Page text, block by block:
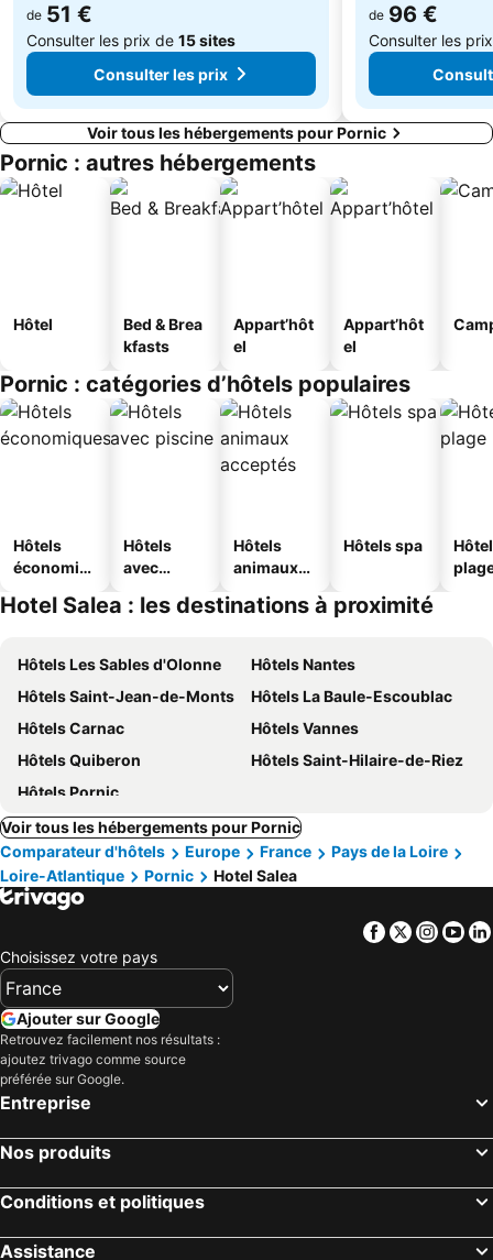
de 51 €
Consulter les prix de 15 sites
Consulter les prix
de 96 €
Consulter les
Voir tous les hébergements pour Pornic
Pornic : autres hébergements
Hôtel
Bed & Brea
kfasts
Appart’hôt
el
Appart’hôt
el
Pornic : catégories d’hôtels populaires
Hôtels
économiq
Hôtels
avec
Hôtels
animaux
Hôtels spa
Hotel Salea : les destinations à proximité
Hôtels Les Sables d'Olonne
Hôtels Nantes
Hôtels Saint-Jean-de-Monts
Hôtels La Baule-Escoublac
Hôtels Carnac
Hôtels Vannes
Hôtels Quiberon
Hôtels Saint-Hilaire-de-Riez
Hôtels Pornic
Voir tous les hébergements pour Pornic
Comparateur d'hôtels
Europe France
Pays de la Loire
Loire-Atlantique
Pornic Hotel Salea
Facebook
Twitter
Choisissez votre pays
Ajouter sur Google
Retrouvez facilement nos résultats :
ajoutez trivago comme source
préférée sur Google.
Entreprise
Nos produits
Conditions et politiques
Assistance